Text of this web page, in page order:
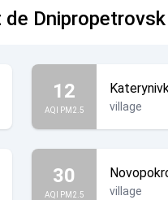
Dnipropetrovsk
12
AQI PM2.5 village
30
AQI PM2.5 village